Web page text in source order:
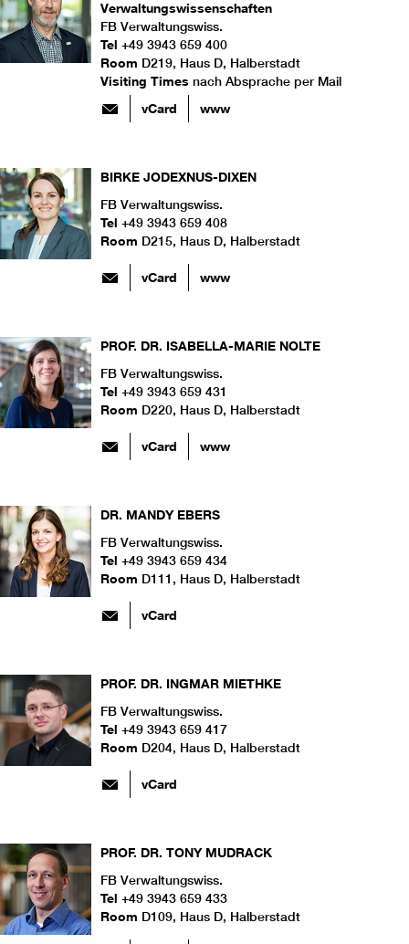
Verwaltungswissenschaften
FB Verwaltungswiss.
Tel +49 3943 659 400
Room D219, Haus D, Halberstadt
Visiting Times nach Absprache per Mail
vCard www
BIRKE JODEXNUS-DIXEN
FB Verwaltungswiss.
Tel +49 3943 659 408
Room D215, Haus D, Halberstadt
vCard www
PROF. DR. ISABELLA-MARIE NOLTE
FB Verwaltungswiss.
Tel +49 3943 659 431
Room D220, Haus D, Halberstadt
vCard www
DR. MANDY EBERS
FB Verwaltungswiss.
Tel +49 3943 659 434
Room D111, Haus D, Halberstadt
vCard
PROF. DR. INGMAR MIETHKE
FB Verwaltungswiss.
Tel +49 3943 659 417
Room D204, Haus D, Halberstadt
vCard
PROF. DR. TONY MUDRACK
FB Verwaltungswiss.
Tel +49 3943 659 433
Room D109, Haus D, Halberstadt